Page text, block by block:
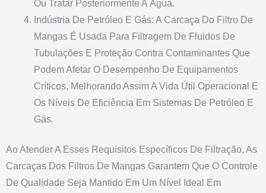
Ou Tratar Posteriormente A Água.
Indústria De Petróleo E Gás: A Carcaça Do Filtro De
Mangas É Usada Para Filtragem De Fluidos De
Tubulações E Proteção Contra Contaminantes Que
Podem Afetar O Desempenho De Equipamentos
Críticos, Melhorando Assim A Vida Útil Operacional E
Os Níveis De Eficiência Em Sistemas De Petróleo E
Gás.
Ao Atender A Esses Requisitos Específicos De Filtração, As
Carcaças Dos Filtros De Mangas Garantem Que O Controle
De Qualidade Seja Mantido Em Um Nível Ideal Em